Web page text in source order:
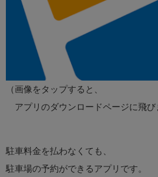
（画像をタップすると、
アプリのダウンロードページに飛び
駐車料金を払わなくても、
駐車場の予約ができるアプリです。